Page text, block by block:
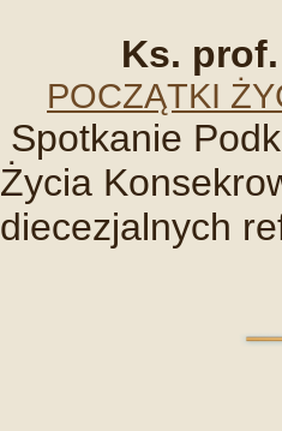
Ks.
POCZĄTKI
Spotkanie
Życia
diecezjalnych